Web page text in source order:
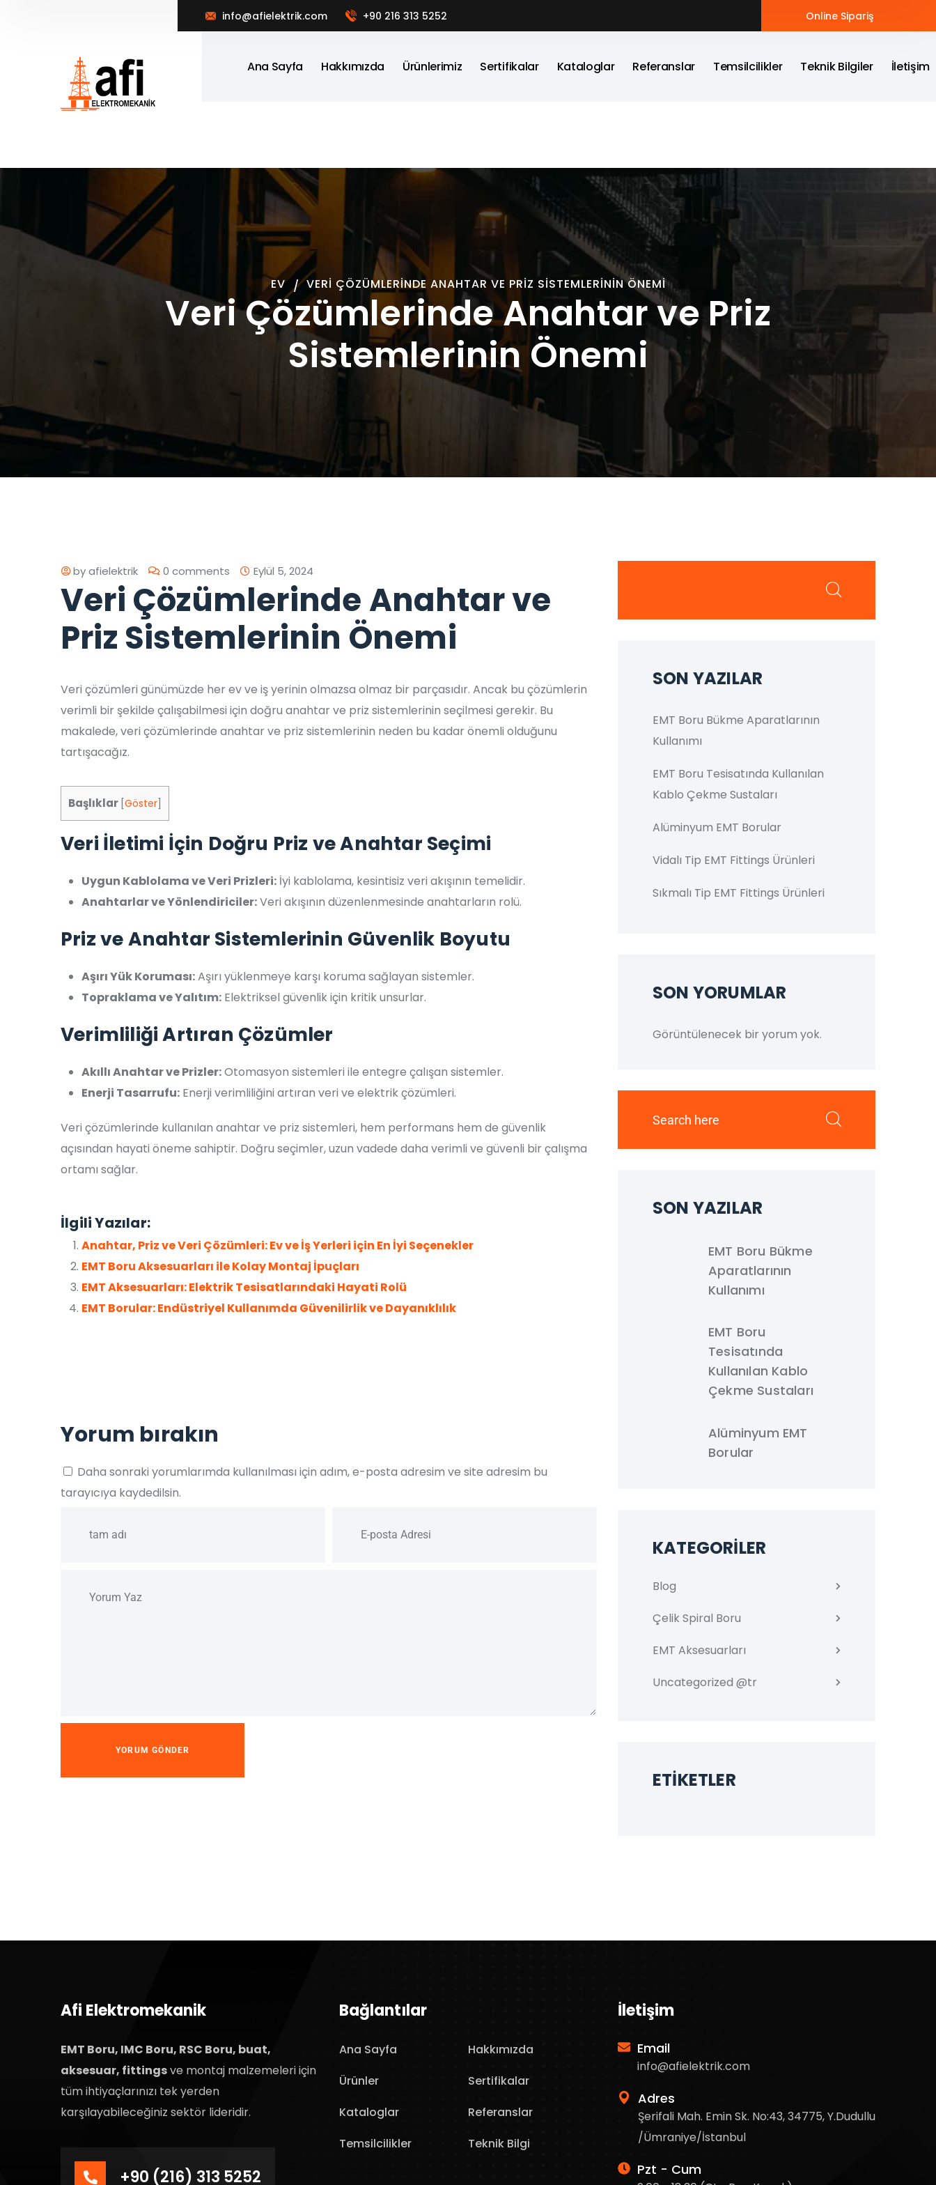
info@afielektrik.com +90 216 313 5252 Online Sipariş
Ana Sayfa Hakkımızda Ürünlerimiz Sertifikalar Kataloglar Referanslar Temsilcilikler Teknik Bilgiler İletişim
Veri Çözümlerinde Anahtar ve Priz
Sistemlerinin Önemi
EV VERI ÇÖZÜMLERINDE ANAHTAR VE PRIZ SISTEMLERININ ÖNEMI
byafielektrik 0 comments Eylül 5, 2024
Veri Çözümlerinde Anahtar ve
Priz Sistemlerinin Önemi
Veri çözümleri günümüzde her ev ve iş yerinin olmazsa olmaz bir parçasıdır. Ancak bu çözümlerin
verimli bir şekilde çalışabilmesi için doğru anahtar ve priz sistemlerinin seçilmesi gerekir. Bu
makalede, veri çözümlerinde anahtar ve priz sistemlerinin neden bu kadar önemli olduğunu
tartışacağız.
Başlıklar Göster
Veri İletimi İçin Doğru Priz ve Anahtar Seçimi
Uygun Kablolama ve Veri Prizleri: İyi kablolama, kesintisiz veri akışının temelidir.
Anahtarlar ve Yönlendiriciler:Veri akışının düzenlenmesinde anahtarların rolü.
Priz ve Anahtar Sistemlerinin Güvenlik Boyutu
Aşırı Yük Koruması:Aşırı yüklenmeye karşı koruma sağlayan sistemler.
Topraklama ve Yalıtım: Elektriksel güvenlik için kritik unsurlar.
Verimliliği Artıran Çözümler
Akıllı Anahtar ve Prizler:Otomasyon sistemleri ile entegre çalışan sistemler.
Enerji Tasarrufu: Enerji verimliliğini artıran veri ve elektrik çözümleri.
Veri çözümlerinde kullanılan anahtar ve priz sistemleri, hem performans hem de güvenlik
açısından hayati öneme sahiptir. Doğru seçimler, uzun vadede daha verimli ve güvenli bir çalışma
ortamı sağlar.
İlgili Yazılar:
Anahtar, Priz ve Veri Çözümleri: Ev ve İş Yerleri için En İyi Seçenekler
EMT Boru Aksesuarları ile Kolay Montaj İpuçları
EMT Aksesuarları: Elektrik Tesisatlarındaki Hayati Rolü
EMT Borular: Endüstriyel Kullanımda Güvenilirlik ve Dayanıklılık
Yorum bırakın
Daha sonraki yorumlarımda kullanılması için adım, e-posta adresim ve site adresim bu
tarayıcıya kaydedilsin.
SON YAZILAR
EMT Boru Bükme Aparatlarının
Kullanımı
EMT Boru Tesisatında Kullanılan
Kablo Çekme Sustaları
Alüminyum EMT Borular
Vidalı Tip EMT Fittings Ürünleri
Sıkmalı Tip EMT Fittings Ürünleri
SON YORUMLAR
Görüntülenecek bir yorum yok.
SON YAZILAR
EMT Boru Bükme
Aparatlarının
Kullanımı
EMT Boru
Tesisatında
Kullanılan Kablo
Çekme Sustaları
Alüminyum EMT
Borular
KATEGORILER
Blog
Çelik Spiral Boru
EMT Aksesuarları
Uncategorized @tr
ETIKETLER
Afi Elektromekanik
EMT Boru, IMC Boru, RSC Boru, buat,
aksesuar, fittingsve montaj malzemeleri için
tüm ihtiyaçlarınızı tek yerden
karşılayabileceğiniz sektör lideridir.
+90 (216) 313 5252
Bağlantılar
Ana Sayfa
Hakkımızda
Ürünler
Sertifikalar
Kataloglar
Referanslar
Temsilcilikler
Teknik Bilgi
İletişim
Email
info@afielektrik.com
Adres
Şerifali Mah. Emin Sk. No:43, 34775, Y.Dudullu
/Ümraniye/İstanbul
Pzt - Cum